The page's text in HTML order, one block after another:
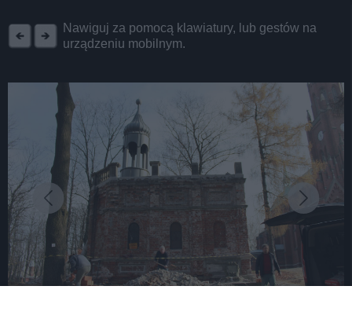
Nawiguj za pomocą klawiatury, lub gestów na
urządzeniu mobilnym.